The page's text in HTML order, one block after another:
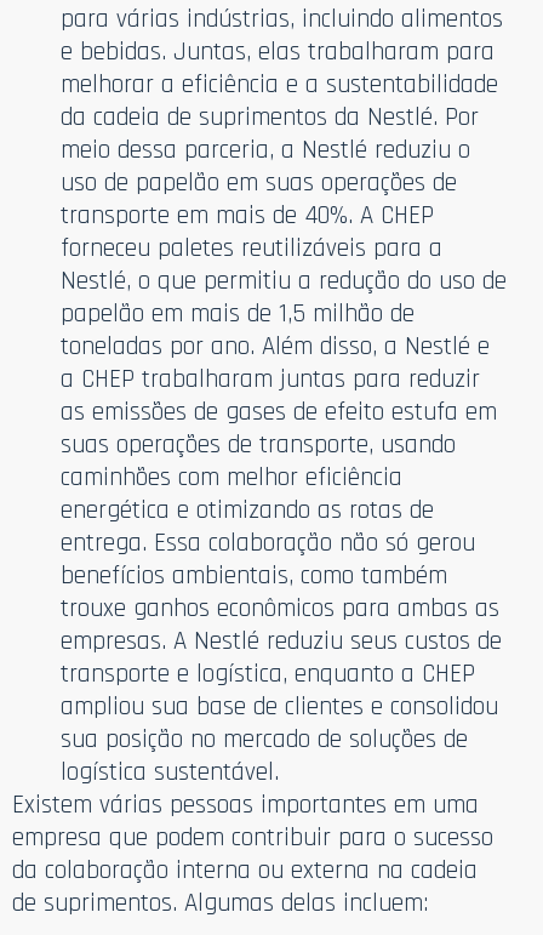
para várias indústrias, incluindo alimentos
e bebidas. Juntas, elas trabalharam para
melhorar a eficiência e a sustentabilidade
da cadeia de suprimentos da Nestlé. Por
meio dessa parceria, a Nestlé reduziu o
uso de papelão em suas operações de
transporte em mais de 40%. A CHEP
forneceu paletes reutilizáveis para a
Nestlé, o que permitiu a redução do uso de
papelão em mais de 1,5 milhão de
toneladas por ano. Além disso, a Nestlé e
a CHEP trabalharam juntas para reduzir
as emissões de gases de efeito estufa em
suas operações de transporte, usando
caminhões com melhor eficiência
energética e otimizando as rotas de
entrega. Essa colaboração não só gerou
benefícios ambientais, como também
trouxe ganhos econômicos para ambas as
empresas. A Nestlé reduziu seus custos de
transporte e logística, enquanto a CHEP
ampliou sua base de clientes e consolidou
sua posição no mercado de soluções de
logística sustentável.
Existem várias pessoas importantes em uma
empresa que podem contribuir para o sucesso
da colaboração interna ou externa na cadeia
de suprimentos. Algumas delas incluem: